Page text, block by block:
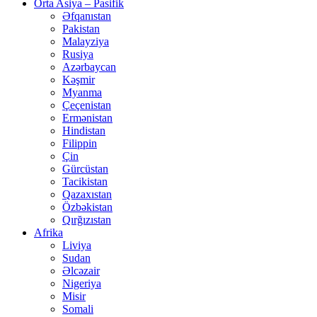
Orta Asiya – Pasifik
Əfqanıstan
Pakistan
Malayziya
Rusiya
Azərbaycan
Kəşmir
Myanma
Çeçenistan
Ermənistan
Hindistan
Filippin
Çin
Gürcüstan
Tacikistan
Qazaxıstan
Özbəkistan
Qırğızıstan
Afrika
Liviya
Sudan
Əlcəzair
Nigeriya
Misir
Somali